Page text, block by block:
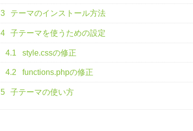
3 テーマのインストール方法
4 子テーマを使うための設定
4.1 style.cssの修正
4.2 functions.phpの修正
5 子テーマの使い方